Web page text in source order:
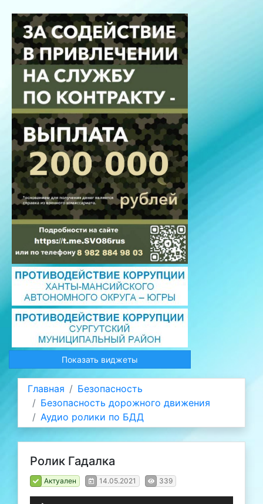
Показать виджеты
Главная
Безопасность
Безопасность дорожного движения
Аудио ролики по БДД
Ролик Гадалка
Актуален 14.05.2021 339